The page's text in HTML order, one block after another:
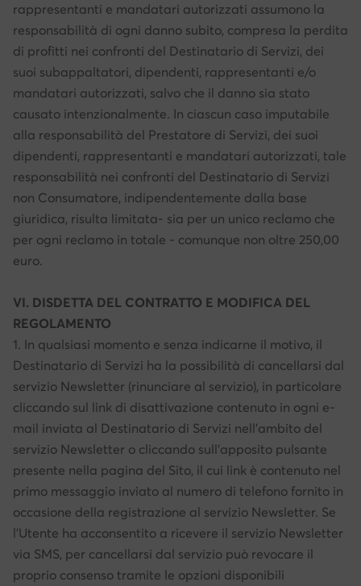
rappresentanti e mandatari autorizzati assumono la
responsabilità di ogni danno subito, compresa la perdita
di profitti nei confronti del Destinatario di Servizi, dei
suoi subappaltatori, dipendenti, rappresentanti e/o
mandatari autorizzati, salvo che il danno sia stato
causato intenzionalmente. In ciascun caso imputabile
alla responsabilità del Prestatore di Servizi, dei suoi
dipendenti, rappresentanti e mandatari autorizzati, tale
responsabilità nei confronti del Destinatario di Servizi
non Consumatore, indipendentemente dalla base
giuridica, risulta limitata- sia per un unico reclamo che
per ogni reclamo in totale - comunque non oltre 250,00
euro.
VI. DISDETTA DEL CONTRATTO E MODIFICA DEL
REGOLAMENTO
1. In qualsiasi momento e senza indicarne il motivo, il
Destinatario di Servizi ha la possibilità di cancellarsi dal
servizio Newsletter (rinunciare al servizio), in particolare
cliccando sul link di disattivazione contenuto in ogni e-
mail inviata al Destinatario di Servizi nell'ambito del
servizio Newsletter o cliccando sull'apposito pulsante
presente nella pagina del Sito, il cui link è contenuto nel
primo messaggio inviato al numero di telefono fornito in
occasione della registrazione al servizio Newsletter. Se
l'Utente ha acconsentito a ricevere il servizio Newsletter
via SMS, per cancellarsi dal servizio può revocare il
proprio consenso tramite le opzioni disponibili